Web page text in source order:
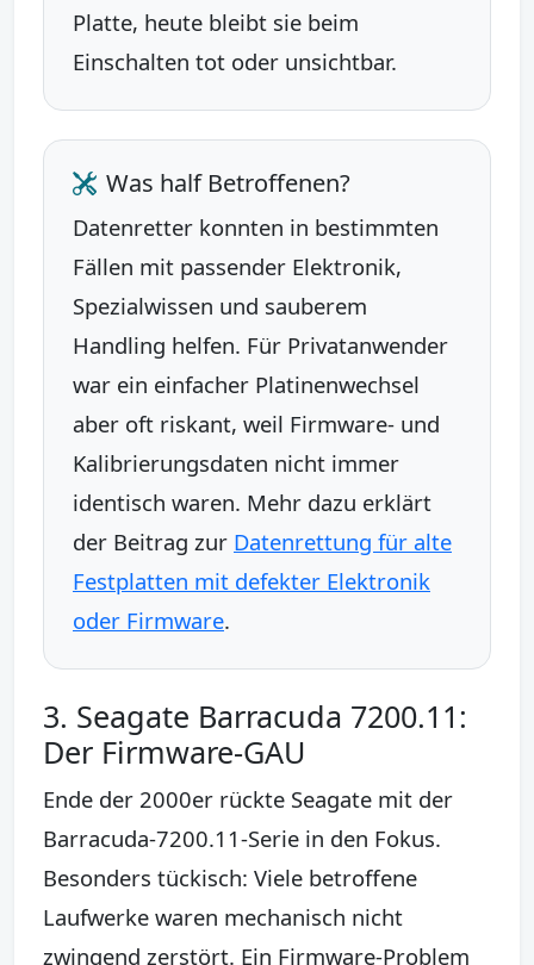
Platte, heute bleibt sie beim
Einschalten tot oder unsichtbar.
Was half Betroffenen?
Datenretter konnten in bestimmten
Fällen mit passender Elektronik,
Spezialwissen und sauberem
Handling helfen. Für Privatanwender
war ein einfacher Platinenwechsel
aber oft riskant, weil Firmware- und
Kalibrierungsdaten nicht immer
identisch waren. Mehr dazu erklärt
der Beitrag zur Datenrettung für alte
Festplatten mit defekter Elektronik
oder Firmware.
3. Seagate Barracuda 7200.11:
Der Firmware-GAU
Ende der 2000er rückte Seagate mit der
Barracuda-7200.11-Serie in den Fokus.
Besonders tückisch: Viele betroffene
Laufwerke waren mechanisch nicht
zwingend zerstört. Ein Firmware-Problem